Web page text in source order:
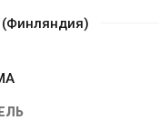
(Финляндия)